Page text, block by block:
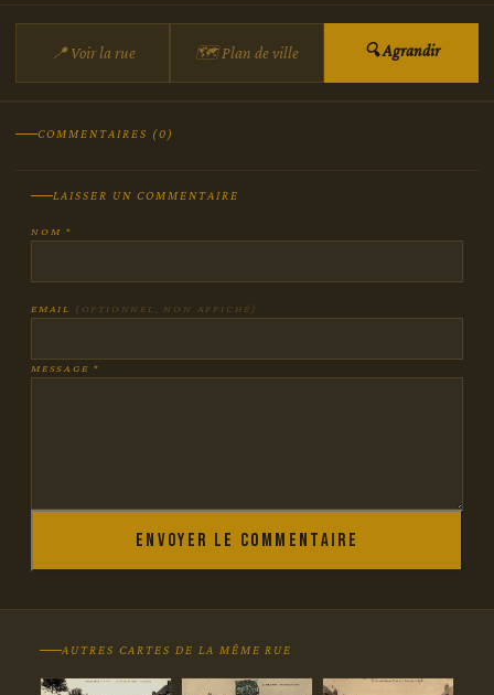
📍 Voir la rue 🗺 Plan de ville 🔍 Agrandir
COMMENTAIRES (0)
LAISSER UN COMMENTAIRE
NOM *
EMAIL (OPTIONNEL, NON AFFICHÉ)
MESSAGE *
Envoyer le commentaire
AUTRES CARTES DE LA MÊME RUE